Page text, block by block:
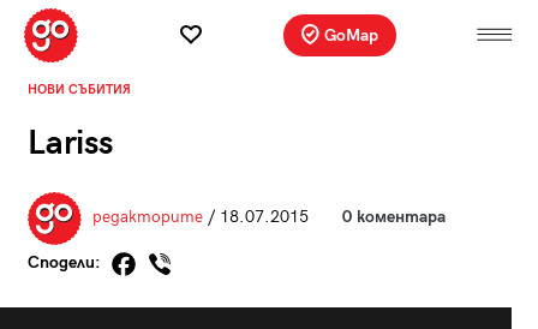
GoMap
НОВИ СЪБИТИЯ
Lariss
редакторите/ 18.07.2015 0 коментара
Сподели: